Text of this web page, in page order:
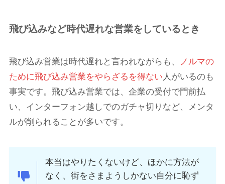
飛び込みなど時代遅れな営業をしているとき
飛び込み営業は時代遅れと言われながらも、
ノルマの
ために飛び込み営業をやらざるを得ない 人がいるのも
事実です。飛び込み営業では、企業の受付で門前払
い、インターフォン越しでのガチャ切りなど、メンタ
ルが削られることが多いです。
本当はやりたくないけど、ほかに方法が
なく、街をさまようしかない自分に恥ず